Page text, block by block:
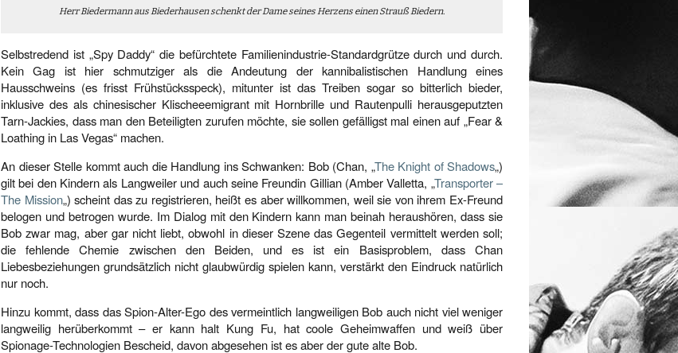
Herr Biedermann aus Biederhausen schenkt der Dame seines Herzens einen Strauß Biedern.
Selbstredend ist „Spy Daddy“ die befürchtete Familienindustrie-Standardgrütze durch und durch.
Kein Gag ist hier schmutziger als die Andeutung der kannibalistischen Handlung eines
Hausschweins (es frisst Frühstücksspeck), mitunter ist das Treiben sogar so bitterlich bieder,
inklusive des als chinesischer Klischeeemigrant mit Hornbrille und Rautenpulli herausgeputzten
Tarn-Jackies, dass man den Beteiligten zurufen möchte, sie sollen gefälligst mal einen auf „Fear &
Loathing in Las Vegas“ machen.
An dieser Stelle kommt auch die Handlung ins Schwanken: Bob (Chan, „The Knight of Shadows„)
gilt bei den Kindern als Langweiler und auch seine Freundin Gillian (Amber Valletta, „Transporter –
The Mission„) scheint das zu registrieren, heißt es aber willkommen, weil sie von ihrem Ex-Freund
belogen und betrogen wurde. Im Dialog mit den Kindern kann man beinah heraushören, dass sie
Bob zwar mag, aber gar nicht liebt, obwohl in dieser Szene das Gegenteil vermittelt werden soll;
die fehlende Chemie zwischen den Beiden, und es ist ein Basisproblem, dass Chan
Liebesbeziehungen grundsätzlich nicht glaubwürdig spielen kann, verstärkt den Eindruck natürlich
nur noch.
Hinzu kommt, dass das Spion-Alter-Ego des vermeintlich langweiligen Bob auch nicht viel weniger
langweilig herüberkommt – er kann halt Kung Fu, hat coole Geheimwaffen und weiß über
Spionage-Technologien Bescheid, davon abgesehen ist es aber der gute alte Bob.